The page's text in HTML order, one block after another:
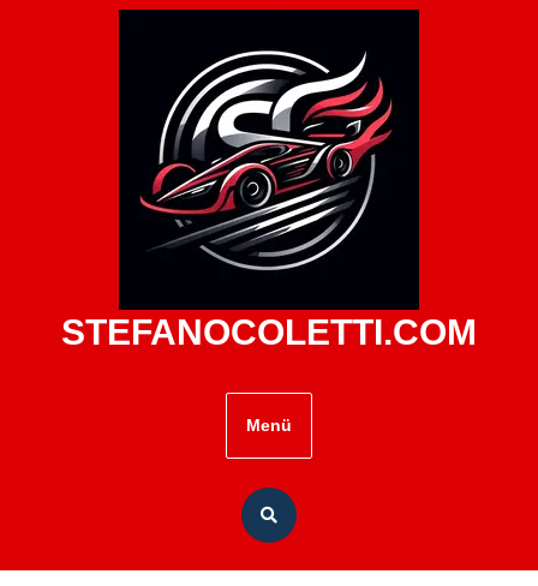
STEFANOCOLETTI.COM
Menü